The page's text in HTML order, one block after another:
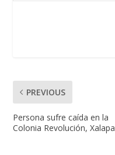
PREVIOUS
Persona sufre caída en la
Colonia Revolución, Xalapa